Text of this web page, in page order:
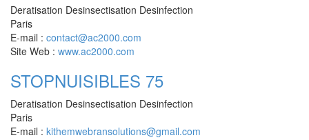
Deratisation Desinsectisation Desinfection
Paris
E-mail : contact@ac2000.com
Site Web : www.ac2000.com
STOPNUISIBLES 75
Deratisation Desinsectisation Desinfection
Paris
E-mail : kithemwebransolutions@gmail.com